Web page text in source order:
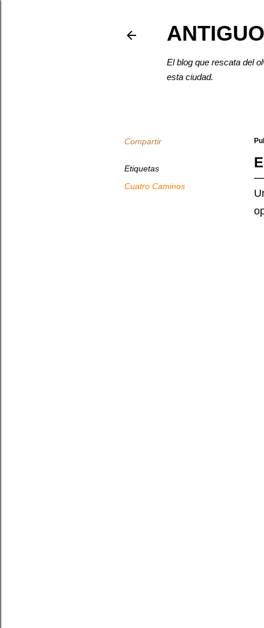
El blog que rescata del
esta ciudad.
Compartir
Etiquetas
Cuatro Caminos